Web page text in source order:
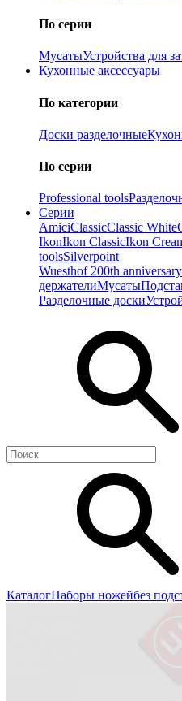
По серии
МусатыУстройства для
Кухонные аксессуары
По категории
Доски разделочные
По серии
Professional tools
Серии
AmiciClassicClassic White
IkonIkon ClassiсIkon
toolsSilverpoint
Wuesthof 200th anniversary
держателиМусаты
Разделочные доски
КаталогНаборы ножейбез